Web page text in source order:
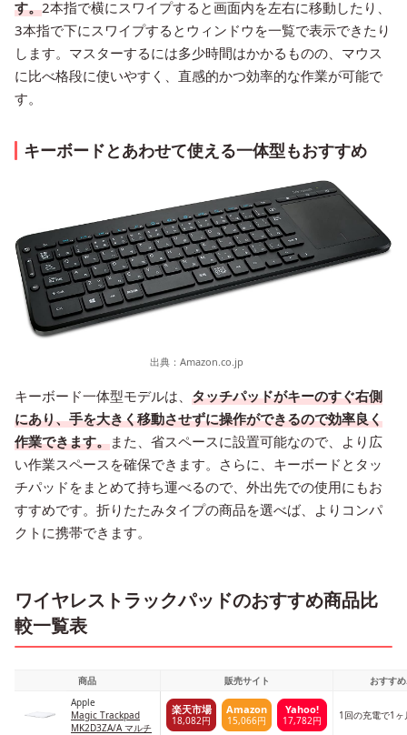
す。2本指で横にスワイプすると画面内を左右に移動したり、
3本指で下にスワイプするとウィンドウを一覧で表示できたり
します。マスターするには多少時間はかかるものの、マウス
に比べ格段に使いやすく、直感的かつ効率的な作業が可能で
す。
キーボードとあわせて使える一体型もおすすめ
出典： Amazon.co.jp
キーボード一体型モデルは、 タッチパッドがキーのすぐ右側
にあり、手を大きく移動させずに操作ができるので効率良く
作業できます。また、省スペースに設置可能なので、より広
い作業スペースを確保できます。さらに、キーボードとタッ
チパッドをまとめて持ち運べるので、外出先での使用にもお
すすめです。折りたたみタイプの商品を選べば、よりコンパ
クトに携帯できます。
ワイヤレストラックパッドのおすすめ商品比
較一覧表
商品 販売サイト
おすす
Apple
Magic Trackpad
MK2D3ZA/A マルチ
楽天市場
18,082円
Amazon
15,066円
Yahoo!
17,782円 1回の充電で1